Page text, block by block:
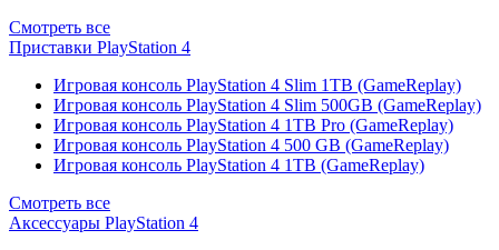
Смотреть все
Приставки PlayStation 4
Игровая консоль PlayStation 4 Slim 1TB (GameReplay)
Игровая консоль PlayStation 4 Slim 500GB (GameReplay)
Игровая консоль PlayStation 4 1TB Pro (GameReplay)
Игровая консоль PlayStation 4 500 GB (GameReplay)
Игровая консоль PlayStation 4 1TB (GameReplay)
Смотреть все
Аксессуары PlayStation 4